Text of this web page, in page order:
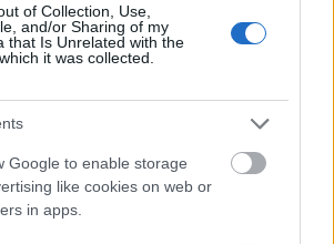
of Collection, Use,
and/or Sharing of my
that Is Unrelated with the
it was collected.
Google to enable storage
like cookies on web or
in apps.
Τζιν
Σορτσάκια